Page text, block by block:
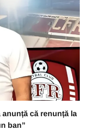
anunță că renunță la
ban”